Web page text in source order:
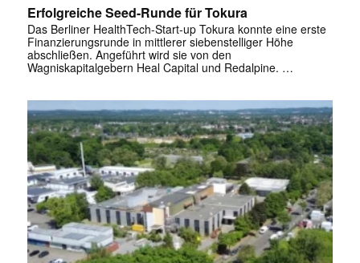
Erfolgreiche Seed-Runde für Tokura
Das Berliner HealthTech-Start-up Tokura konnte eine erste
Finanzierungsrunde in mittlerer siebenstelliger Höhe
abschließen. Angeführt wird sie von den
Wagniskapitalgebern Heal Capital und Redalpine. …